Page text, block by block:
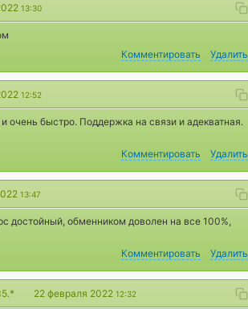
13:30
Комментировать
Удалить
12:52
быстро. Поддержка на связи и адекватная.
Комментировать
Удалить
13:47
достойный, обменником доволен на все 100%,
Комментировать
Удалить
22 февраля 2022 12:32